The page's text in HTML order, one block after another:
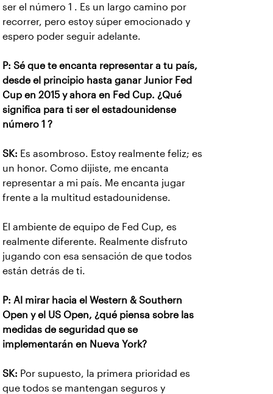
ser el número 1 . Es un largo camino por
recorrer, pero estoy súper emocionado y
espero poder seguir adelante.
P: Sé que te encanta representar a tu país,
desde el principio hasta ganar Junior Fed
Cup en 2015 y ahora en Fed Cup. ¿Qué
significa para ti ser el estadounidense
número 1 ?
SK: Es asombroso. Estoy realmente feliz; es
un honor. Como dijiste, me encanta
representar a mi país. Me encanta jugar
frente a la multitud estadounidense.
El ambiente de equipo de Fed Cup, es
realmente diferente. Realmente disfruto
jugando con esa sensación de que todos
están detrás de ti.
P: Al mirar hacia el Western & Southern
Open y el US Open, ¿qué piensa sobre las
medidas de seguridad que se
implementarán en Nueva York?
SK: Por supuesto, la primera prioridad es
que todos se mantengan seguros y